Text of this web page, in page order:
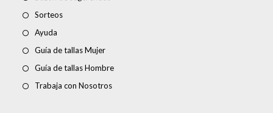
Sorteos
Ayuda
Guía de tallas Mujer
Guía de tallas Hombre
Trabaja con Nosotros